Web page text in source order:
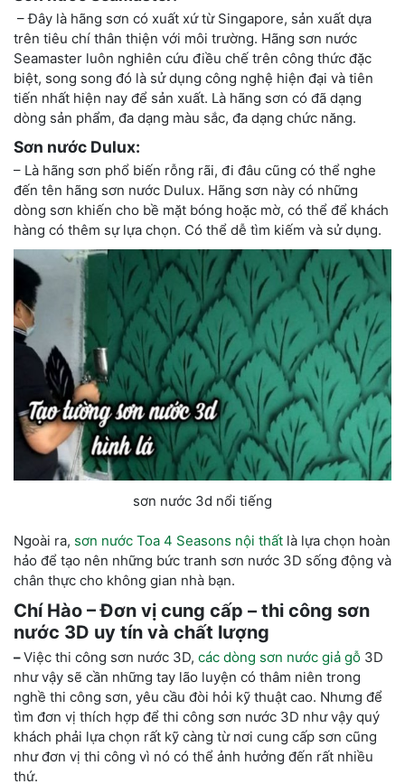
– Đây là hãng sơn có xuất xứ từ Singapore, sản xuất dựa
trên tiêu chí thân thiện với môi trường. Hãng sơn nước
Seamaster luôn nghiên cứu điều chế trên công thức đặc
biệt, song song đó là sử dụng công nghệ hiện đại và tiên
tiến nhất hiện nay để sản xuất. Là hãng sơn có đã dạng
dòng sản phẩm, đa dạng màu sắc, đa dạng chức năng.
Sơn nước Dulux:
– Là hãng sơn phổ biến rỗng rãi, đi đâu cũng có thể nghe
đến tên hãng sơn nước Dulux. Hãng sơn này có những
dòng sơn khiến cho bề mặt bóng hoặc mờ, có thể để khách
hàng có thêm sự lựa chọn. Có thể dễ tìm kiếm và sử dụng.
sơn nước 3d nổi tiếng
Ngoài ra, sơn nước Toa 4 Seasons nội thất là lựa chọn hoàn
hảo để tạo nên những bức tranh sơn nước 3D sống động và
chân thực cho không gian nhà bạn.
Chí Hào – Đơn vị cung cấp – thi công sơn
nước 3D uy tín và chất lượng
–Việc thi công sơn nước 3D, các dòng sơn nước giả gỗ 3D
như vậy sẽ cần những tay lão luyện có thâm niên trong
nghề thi công sơn, yêu cầu đòi hỏi kỹ thuật cao. Nhưng để
tìm đơn vị thích hợp để thi công sơn nước 3D như vậy quý
khách phải lựa chọn rất kỹ càng từ nơi cung cấp sơn cũng
như đơn vị thi công vì nó có thể ảnh hưởng đến rất nhiều
thứ.